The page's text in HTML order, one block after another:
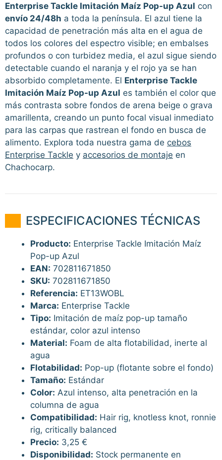
Enterprise Tackle Imitación Maíz Pop-up Azul con
envío 24/48h a toda la península. El azul tiene la
capacidad de penetración más alta en el agua de
todos los colores del espectro visible; en embalses
profundos o con turbidez media, el azul sigue siendo
detectable cuando el naranja y el rojo ya se han
absorbido completamente. El Enterprise Tackle
Imitación Maíz Pop-up Azul es también el color que
más contrasta sobre fondos de arena beige o grava
amarillenta, creando un punto focal visual inmediato
para las carpas que rastrean el fondo en busca de
alimento. Explora toda nuestra gama de cebos
Enterprise Tackle y accesorios de montaje en
Chachocarp.
ESPECIFICACIONES TÉCNICAS
Producto: Enterprise Tackle Imitación Maíz
Pop-up Azul
EAN: 702811671850
SKU: 702811671850
Referencia: ET13WOBL
Marca: Enterprise Tackle
Tipo: Imitación de maíz pop-up tamaño
estándar, color azul intenso
Material: Foam de alta flotabilidad, inerte al
agua
Flotabilidad: Pop-up (flotante sobre el fondo)
Tamaño: Estándar
Color: Azul intenso, alta penetración en la
columna de agua
Compatibilidad: Hair rig, knotless knot, ronnie
rig, critically balanced
Precio: 3,25 €
Disponibilidad: Stock permanente en